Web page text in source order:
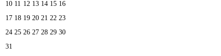
10 11 12 13 14 15 16
17 18 19 20 21 22 23
24 25 26 27 28 29 30
31